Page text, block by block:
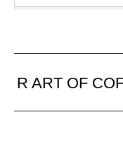
R ART OF